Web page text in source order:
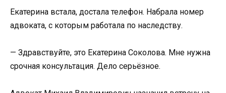
Екатерина встала, достала телефон. Набрала номер
адвоката, с которым работала по наследству.
— Здравствуйте, это Екатерина Соколова. Мне нужна
срочная консультация. Дело серьёзное.